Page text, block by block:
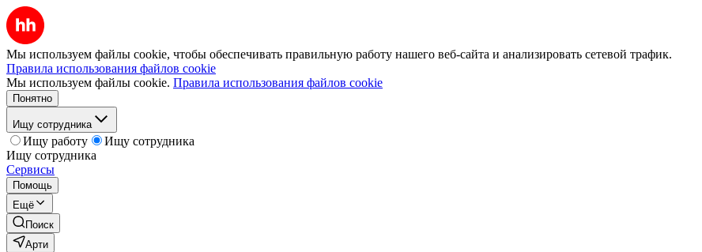
Мы используем файлы cookie, чтобы обеспечивать правильную работу нашего веб-сайта и анализировать сетевой трафик.
Правила использования файлов cookie
Мы используем файлы cookie. Правила использования файлов cookie
Понятно
Ищу сотрудника
Ищу работу
Ищу сотрудника
Ищу сотрудника
Сервисы
Помощь
Ещё
Поиск
Арти